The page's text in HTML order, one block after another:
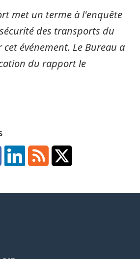
met un terme à l'enquête
des transports du
cet événement. Le Bureau a
du rapport le
FacebookLinkedInRSS